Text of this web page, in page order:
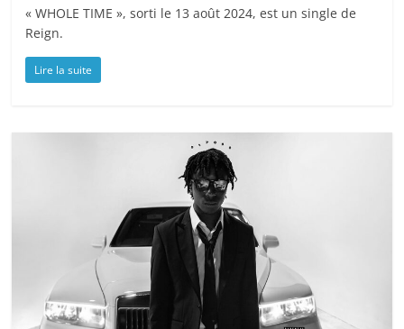
« WHOLE TIME », sorti le 13 août 2024, est un single de
Reign.
Lire la suite